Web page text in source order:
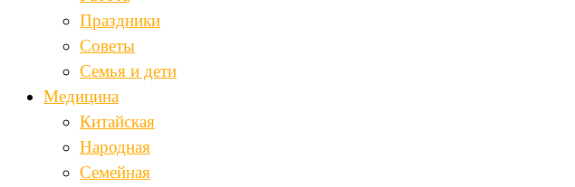
Праздники
Советы
Семья и дети
Медицина
Китайская
Народная
Семейная